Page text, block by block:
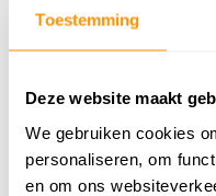
Toestemming
Deze website maakt
We gebruiken cookies
personaliseren, om
en om ons
Adviesprijs229,95
Geschikt voor: Binnen of
buiten?